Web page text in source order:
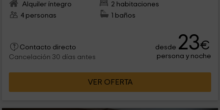
Alquiler íntegro
2 habitaciones
4 personas
1 baños
Contacto directo
Cancelación 30 días antes
desde 23€
persona y noche
VER OFERTA